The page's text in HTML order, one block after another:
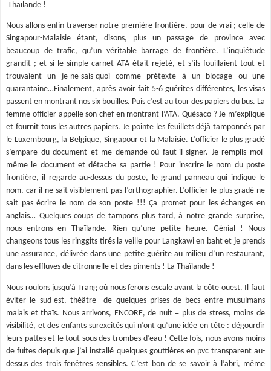
Thaïlande !
Nous allons enfin traverser notre première frontière, pour de vrai ; celle de
Singapour-Malaisie étant, disons, plus un passage de province avec
beaucoup de trafic, qu’un véritable barrage de frontière. L’inquiétude
grandit ; et si le simple carnet ATA était rejeté, et s’ils fouillaient tout et
trouvaient un je-ne-sais-quoi comme prétexte à un blocage ou une
quarantaine…Finalement, après avoir fait 5-6 guérites différentes, les visas
passent en montrant nos six bouilles. Puis c’est au tour des papiers du bus. La
femme-officier appelle son chef en montrant l’ATA. Quèsaco ? Je m’explique
et fournit tous les autres papiers. Je pointe les feuillets déjà tamponnés par
le Luxembourg, la Belgique, Singapour et la Malaisie. L’officier le plus gradé
s’empare du document et me demande où faut-il signer. Je remplis moi-
même le document et détache sa partie ! Pour inscrire le nom du poste
frontière, il regarde au-dessus du poste, le grand panneau qui indique le
nom, car il ne sait visiblement pas l’orthographier. L’officier le plus gradé ne
sait pas écrire le nom de son poste !!! Ça promet pour les échanges en
anglais… Quelques coups de tampons plus tard, à notre grande surprise,
nous entrons en Thaïlande. Rien qu’une petite heure. Génial ! Nous
changeons tous les ringgits tirés la veille pour Langkawi en baht et je prends
une assurance, délivrée dans une petite guérite au milieu d’un restaurant,
dans les effluves de citronnelle et des piments ! La Thaïlande !
Nous roulons jusqu’à Trang où nous ferons escale avant la côte ouest. Il faut
éviter le sud-est, théâtre
de quelques prises de becs entre musulmans
malais et thaïs. Nous arrivons, ENCORE, de nuit = plus de stress, moins de
visibilité, et des enfants surexcités qui n’ont qu’une idée en tête : dégourdir
leurs pattes et le tout sous des trombes d’eau ! Cette fois, nous avons moins
de fuites depuis que j’ai installé quelques gouttières en pvc transparent au-
dessus des trois fenêtres sensibles. C’est bon de se savoir à l’abri, même